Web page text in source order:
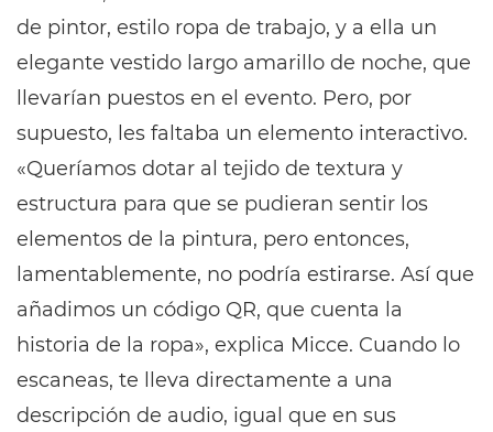
de pintor, estilo ropa de trabajo, y a ella un
elegante vestido largo amarillo de noche, que
llevarían puestos en el evento. Pero, por
supuesto, les faltaba un elemento interactivo.
«Queríamos dotar al tejido de textura y
estructura para que se pudieran sentir los
elementos de la pintura, pero entonces,
lamentablemente, no podría estirarse. Así que
añadimos un código QR, que cuenta la
historia de la ropa», explica Micce. Cuando lo
escaneas, te lleva directamente a una
descripción de audio, igual que en sus